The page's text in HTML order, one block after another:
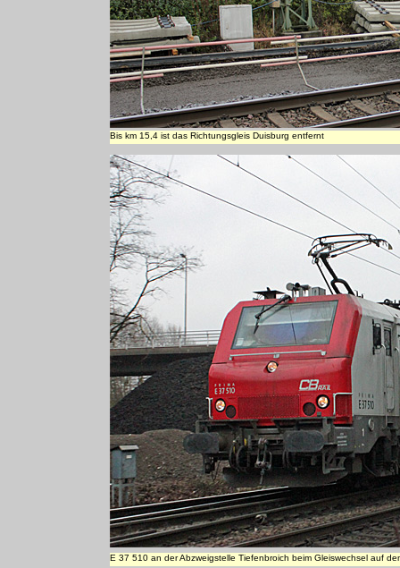
Bis km 15,4 ist das Richtungsgleis Duisburg entfernt
E 37 510 an der Abzweigstelle Tiefenbroich beim Gleiswechsel auf